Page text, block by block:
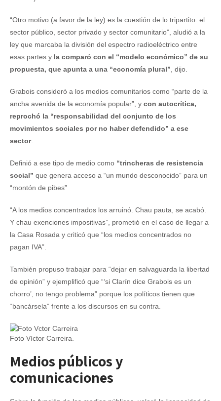
“Otro motivo (a favor de la ley) es la cuestión de lo tripartito: el
sector público, sector privado y sector comunitario”, aludió a la
ley que marcaba la división del espectro radioeléctrico entre
esas partes y la comparó con el “modelo económico” de su
propuesta, que apunta a una “economía plural”, dijo.
Grabois consideró a los medios comunitarios como “parte de la
ancha avenida de la economía popular”, y con autocrítica,
reprochó la “responsabilidad del conjunto de los
movimientos sociales por no haber defendido” a ese
sector.
Definió a ese tipo de medio como “trincheras de resistencia
social” que genera acceso a “un mundo desconocido” para un
“montón de pibes”
“A los medios concentrados los arruinó. Chau pauta, se acabó.
Y chau exenciones impositivas”, prometió en el caso de llegar a
la Casa Rosada y criticó que “los medios concentrados no
pagan IVA”.
También propuso trabajar para “dejar en salvaguarda la libertad
de opinión” y ejemplificó que “‘si Clarín dice Grabois es un
chorro’, no tengo problema” porque los políticos tienen que
“bancársela” frente a los discursos en su contra.
Foto Víctor Carreira.
Medios públicos y
comunicaciones